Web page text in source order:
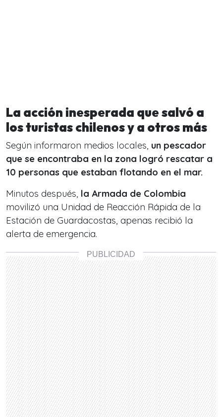
La acción inesperada que salvó a
los turistas chilenos y a otros más
Según informaron medios locales, un pescador
que se encontraba en la zona logró rescatar a
10 personas que estaban flotando en el mar.
Minutos después, la Armada de Colombia
movilizó una Unidad de Reacción Rápida de la
Estación de Guardacostas, apenas recibió la
alerta de emergencia.